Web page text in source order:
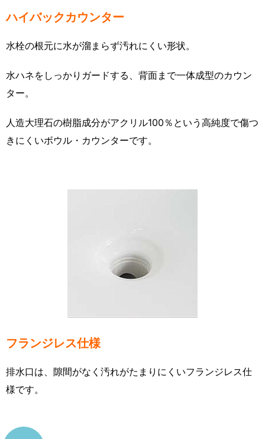
ハイバックカウンター
水栓の根元に水が溜まらず汚れにくい形状。
水ハネをしっかりガードする、背面まで一体成型のカウン
ター。
人造大理石の樹脂成分がアクリル100％という高純度で傷つ
きにくいボウル・カウンターです。
フランジレス仕様
排水口は、隙間がなく汚れがたまりにくいフランジレス仕
様です。